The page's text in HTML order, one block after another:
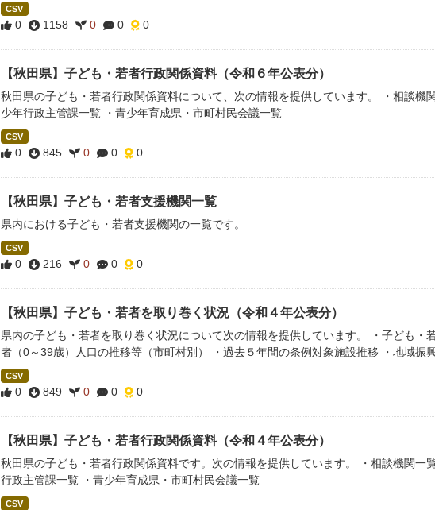
CSV
0 1158 0 0 0
【秋田県】子ども・若者行政関係資料（令和６年公表分）
秋田県の子ども・若者行政関係資料について、次の情報を提供しています。 ・相談機
少年行政主管課一覧 ・青少年育成県・市町村民会議一覧
CSV
0 845 0 0 0
【秋田県】子ども・若者支援機関一覧
県内における子ども・若者支援機関の一覧です。
CSV
0 216 0 0 0
【秋田県】子ども・若者を取り巻く状況（令和４年公表分）
県内の子ども・若者を取り巻く状況について次の情報を提供しています。 ・子ども・
者（0～39歳）人口の推移等（市町村別） ・過去５年間の条例対象施設推移 ・地域振
CSV
0 849 0 0 0
【秋田県】子ども・若者行政関係資料（令和４年公表分）
秋田県の子ども・若者行政関係資料です。次の情報を提供しています。 ・相談機関一
行政主管課一覧 ・青少年育成県・市町村民会議一覧
CSV